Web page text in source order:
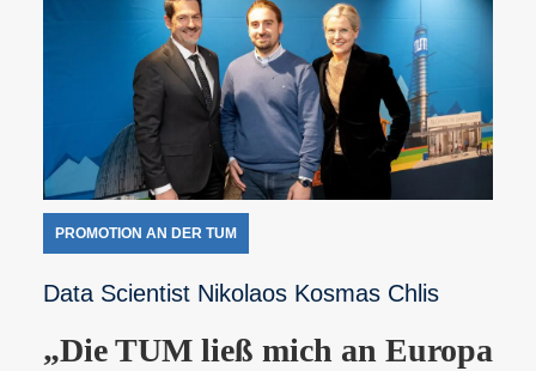
PROMOTION AN DER TUM
Data Scientist Nikolaos Kosmas Chlis
„Die TUM ließ mich an Europa